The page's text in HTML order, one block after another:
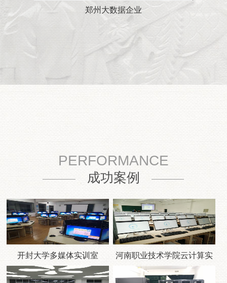
郑州大数据企业
PERFORMANCE
成功案例
开封大学多媒体实训室 河南职业技术学院云计算实